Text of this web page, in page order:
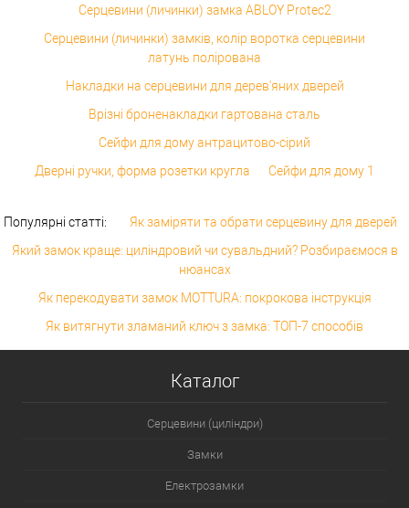
Серцевини (личинки) замка ABLOY Protec2
Серцевини (личинки) замків, колір воротка серцевини
латунь полірована
Накладки на серцевини для дерев'яних дверей
Врізні броненакладки гартована сталь
Сейфи для дому антрацитово-сірий
Дверні ручки, форма розетки кругла
Сейфи для дому 1
Популярні статті:
Як заміряти та обрати серцевину для дверей
Який замок краще: циліндровий чи сувальдний? Розбираємося в
нюансах
Як перекодувати замок MOTTURA: покрокова інструкція
Як витягнути зламаний ключ з замка: ТОП-7 способів
Каталог
Серцевини (циліндри)
Замки
Електрозамки